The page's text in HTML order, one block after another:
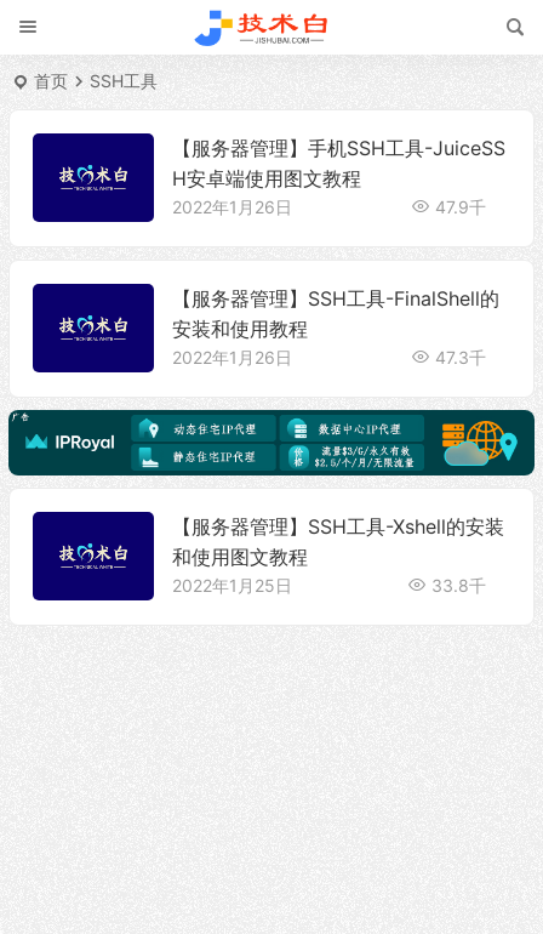
首页 SSH工具
【服务器管理】手机SSH工具-JuiceSS
H安卓端使用图文教程
2022年1月26日 47.9千
【服务器管理】SSH工具-FinalShell的
安装和使用教程
2022年1月26日 47.3千
【服务器管理】SSH工具-Xshell的安装
和使用图文教程
2022年1月25日 33.8千